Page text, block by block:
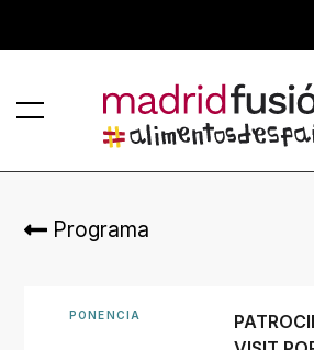
Programa
PONENCIA